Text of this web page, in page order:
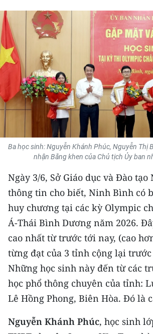
GIÁO DỤC
Y TẾ
KHOA HỌC - CÔNG NGHỆ
MÔI TRƯỜNG
BẠN ĐỌC
KIỂM CHỨNG THÔNG TIN
TRI THỨC CHUYÊN SÂU
54 DÂN TỘC VIỆT NAM
CHƯƠNG TRÌNH OCOP - MỖI XÃ
MỘT SẢN PHẨM
RADIO
MEDIA CENTER
E-Magazine
Video
Ba học sinh: Nguyễn Khánh Phúc, Nguyễn Thị
nhận Bằng khen của Chủ tịch Ủy ban
Ngày 3/6, Sở Giáo dục và Đào
thông tin cho biết, Ninh Bình có
huy chương tại các kỳ Olympic
Á-Thái Bình Dương năm 2026.
cao nhất từ trước tới nay, (cao
từng đạt của 3 tỉnh cộng lại
Những học sinh này đến từ các
học phổ thông chuyên của tỉnh:
Lê Hồng Phong, Biên Hòa. Đó là
Nguyễn Khánh Phúc, học sinh